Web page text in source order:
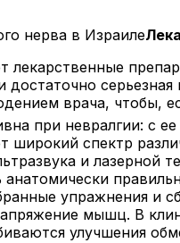
лекарственные
достаточно
врача, чтобы,
при невралгии: с
широкий спектр
и
упражнения и
мышц. В
улучшения